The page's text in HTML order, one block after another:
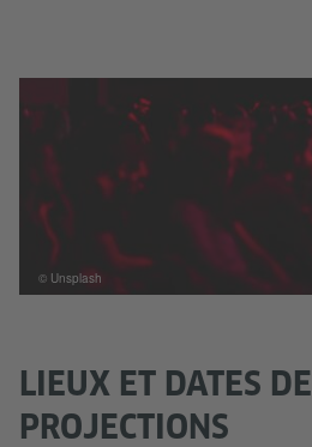
LIEUX ET DATES DE
PROJECTIONS
© Unsplash